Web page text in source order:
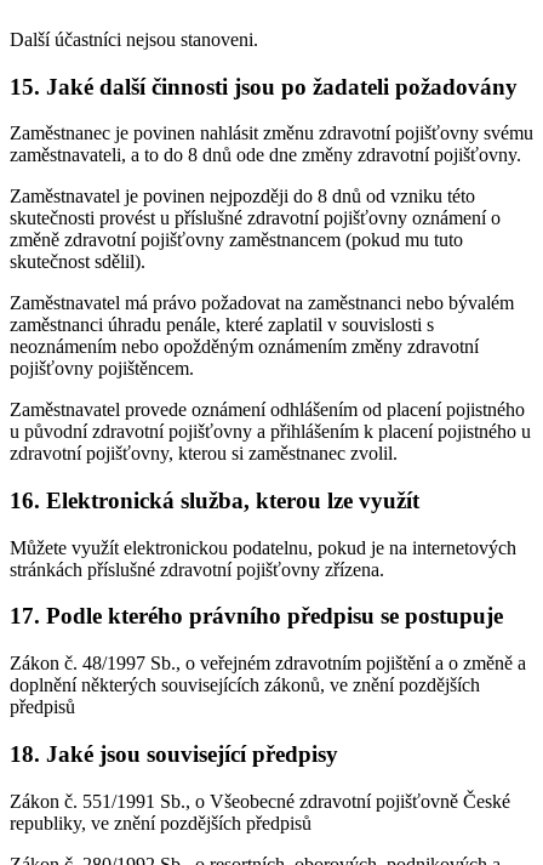
Další účastníci nejsou stanoveni.
15. Jaké další činnosti jsou po žadateli požadovány
Zaměstnanec je povinen nahlásit změnu zdravotní pojišťovny svému
zaměstnavateli, a to do 8 dnů ode dne změny zdravotní pojišťovny.
Zaměstnavatel je povinen nejpozději do 8 dnů od vzniku této
skutečnosti provést u příslušné zdravotní pojišťovny oznámení o
změně zdravotní pojišťovny zaměstnancem (pokud mu tuto
skutečnost sdělil).
Zaměstnavatel má právo požadovat na zaměstnanci nebo bývalém
zaměstnanci úhradu penále, které zaplatil v souvislosti s
neoznámením nebo opožděným oznámením změny zdravotní
pojišťovny pojištěncem.
Zaměstnavatel provede oznámení odhlášením od placení pojistného
u původní zdravotní pojišťovny a přihlášením k placení pojistného u
zdravotní pojišťovny, kterou si zaměstnanec zvolil.
16. Elektronická služba, kterou lze využít
Můžete využít elektronickou podatelnu, pokud je na internetových
stránkách příslušné zdravotní pojišťovny zřízena.
17. Podle kterého právního předpisu se postupuje
Zákon č. 48/1997 Sb., o veřejném zdravotním pojištění a o změně a
doplnění některých souvisejících zákonů, ve znění pozdějších
předpisů
18. Jaké jsou související předpisy
Zákon č. 551/1991 Sb., o Všeobecné zdravotní pojišťovně České
republiky, ve znění pozdějších předpisů